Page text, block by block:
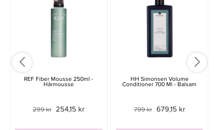
REF Fiber Mousse 250ml -
Hårmousse
299 kr 254,15 kr
HH Simonsen Volume
Conditioner 700 Ml - Balsam
799 kr 679,15 kr